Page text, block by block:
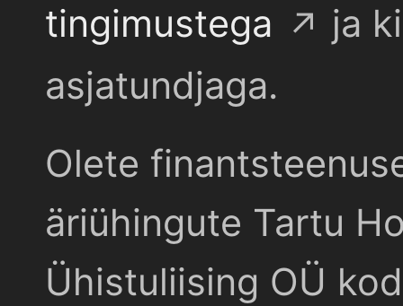
tingimustega
ja
asjatundjaga.
Olete
äriühingute Tartu
Ühistuliising OÜ